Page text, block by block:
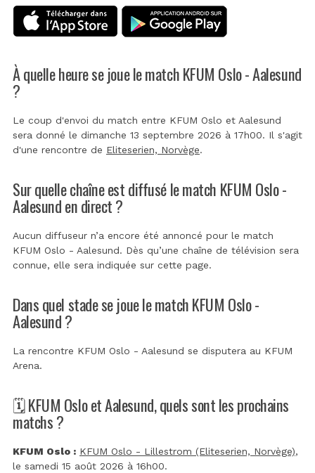
À quelle heure se joue le match KFUM Oslo - Aalesund
?
Le coup d'envoi du match entre KFUM Oslo et Aalesund
sera donné le dimanche 13 septembre 2026 à 17h00. Il s'agit
d'une rencontre de Eliteserien, Norvège.
Sur quelle chaîne est diffusé le match KFUM Oslo -
Aalesund en direct ?
Aucun diffuseur n’a encore été annoncé pour le match
KFUM Oslo - Aalesund. Dès qu’une chaîne de télévision sera
connue, elle sera indiquée sur cette page.
Dans quel stade se joue le match KFUM Oslo -
Aalesund ?
La rencontre KFUM Oslo - Aalesund se disputera au KFUM
Arena.
🗓️ KFUM Oslo et Aalesund, quels sont les prochains
matchs ?
KFUM Oslo : KFUM Oslo - Lillestrom (Eliteserien, Norvège),
le samedi 15 août 2026 à 16h00.